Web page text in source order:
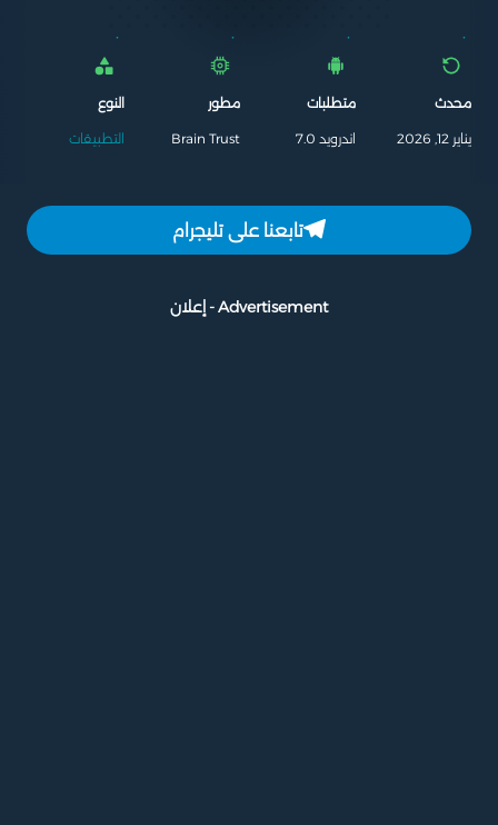
محدث
يناير 12, 2026
متطلبات
اندرويد 7.0
مطور
Brain Trust
النوع
التطبيقات
تابعنا على تليجرام
Advertisement - إعلان